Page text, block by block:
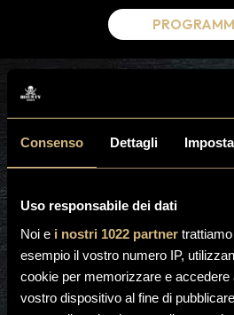
Consenso Dettagli
Uso responsabile dei dati
Noi e i nostri 1022 partner
esempio il vostro numero IP,
cookie per memorizzare e accedere
vostro dispositivo al fine di
ЛУЧШИЕ